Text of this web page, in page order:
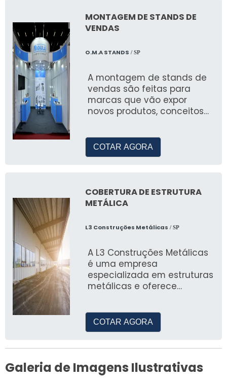
MONTAGEM DE STANDS DE
VENDAS
O.M.A STANDS / SP
A montagem de stands de
vendas são feitas para
marcas que vão expor
novos produtos, conceitos
COTAR AGORA
COBERTURA DE ESTRUTURA
METÁLICA
L3 Construções Metálicas / SP
A L3 Construções Metálicas
é uma empresa
especializada em estruturas
metálicas e oferece
COTAR AGORA
Galeria de Imagens Ilustrativas